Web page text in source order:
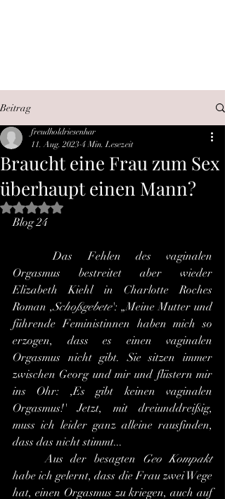
Beitrag
Braucht eine Frau zum Sex
überhaupt einen Mann?
freudholdriesenhar
11. Aug. 2023 4 Min. Lesezeit
Mit NaN von 5 Sternen bewertet.
Blog 24
	Das Fehlen des vaginalen
Orgasmus bestreitet aber wieder
Elizabeth Kiehl in Charlotte Roches
Roman ,Schoßgebete': „Meine Mutter und
führende Feministinnen haben mich so
erzogen, dass es einen vaginalen
Orgasmus nicht gibt. Sie sitzen immer
zwischen Georg und mir und flüstern mir
ins Ohr: ,Es gibt keinen vaginalen
Orgasmus!' Jetzt, mit dreiunddreißig,
muss ich leider ganz alleine rausfinden,
dass das nicht stimmt...
	Aus der besagten
Geo Kompakt
habe ich gelernt, dass die Frau zwei Wege
hat, einen Orgasmus zu kriegen, auch auf